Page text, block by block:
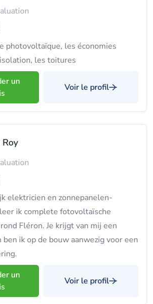
photovoltaïque, les économies
les toitures
un
Voir le profil
Roy
elektricien en zonnepanelen-
ik complete fotovoltaïsche
Fléron. Je krijgt van mij een
ik op de bouw aanwezig voor een
un
Voir le profil